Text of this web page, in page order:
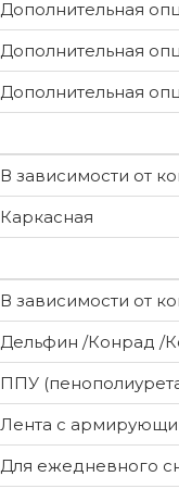
Дополнительная
Дополнительная
Дополнительная
В зависимости от
Каркасная
В зависимости от
Дельфин /Конрад /
ППУ
Лента с
Для ежедневного